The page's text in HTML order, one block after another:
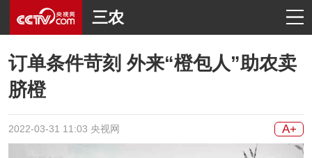
三农
订单条件苛刻 外来“橙包人”助农卖
脐橙
2022-03-31 11:03 央视网 A+